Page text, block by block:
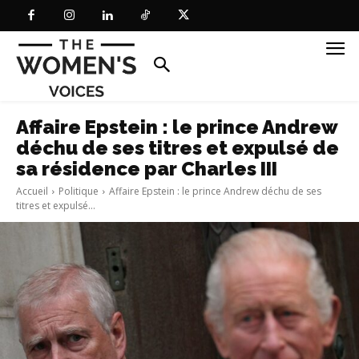
Affaire Epstein : le prince Andrew
déchu de ses titres et expulsé de
sa résidence par Charles III
Accueil Politique
Affaire Epstein : le prince Andrew déchu de ses
titres et expulsé...